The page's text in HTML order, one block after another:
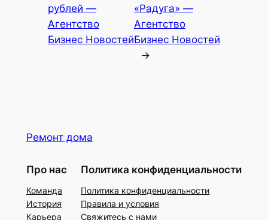
рублей —
Агентство
Бизнес Новостей
«Радуга» —
Агентство
Бизнес Новостей
→
Ремонт дома
Про нас
Команда
История
Карьера
Политика конфиденциальности
Политика конфиденциальности
Правила и условия
Свяжитесь с нами